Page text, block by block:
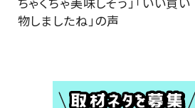
物しましたね」の声